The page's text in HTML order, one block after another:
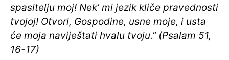
spasitelju moj! Nek’ mi jezik kliče pravednosti
tvojoj! Otvori, Gospodine, usne moje, i usta
će moja naviještati hvalu tvoju.” (Psalam 51,
16-17)